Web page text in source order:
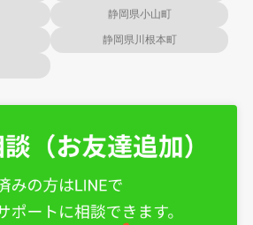
静岡県小山町
静岡県川根本町